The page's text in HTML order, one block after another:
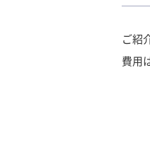
ご紹
費用